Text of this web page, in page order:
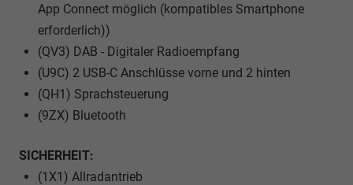
App Connect möglich (kompatibles Smartphone
erforderlich))
(QV3) DAB - Digitaler Radioempfang
(U9C) 2 USB-C Anschlüsse vorne und 2 hinten
(QH1) Sprachsteuerung
(9ZX) Bluetooth
SICHERHEIT:
(1X1) Allradantrieb